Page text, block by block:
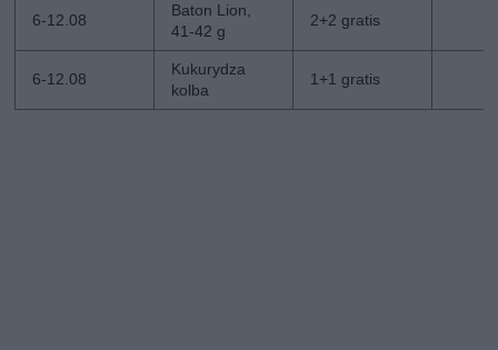
6-12.08
Baton Lion,
41-42 g
2+2 gratis
6-12.08
Kukurydza
kolba
1+1 gratis